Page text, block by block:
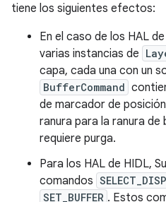
tiene los siguientes efectos:
En el caso de los HAL
varias instancias de
capa, cada una con un
BufferCommand
de marcador de
ranura para la ranura
requiere purga.
Para los HAL de HIDL,
comandos
SET_BUFFER . Estos